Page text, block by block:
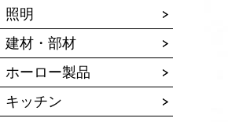
照明
建材・部材
ホーロー製品
キッチン